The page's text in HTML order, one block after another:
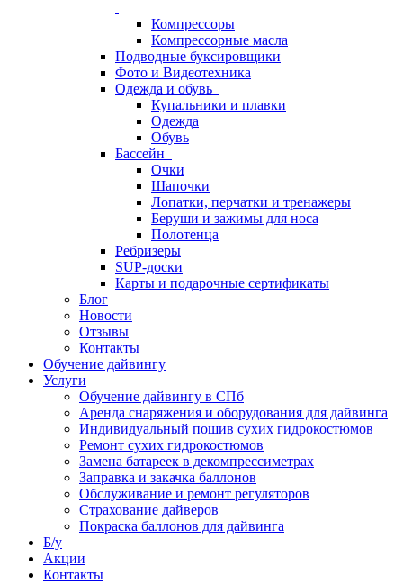
Компрессоры
Компрессорные масла
Подводные буксировщики
Фото и Видеотехника
Одежда и обувь
Купальники и плавки
Одежда
Обувь
Бассейн
Очки
Шапочки
Лопатки, перчатки и тренажеры
Беруши и зажимы для носа
Полотенца
Ребризеры
SUP-доски
Карты и подарочные сертификаты
Блог
Новости
Отзывы
Контакты
Обучение дайвингу
Услуги
Обучение дайвингу в СПб
Аренда снаряжения и оборудования для дайвинга
Индивидуальный пошив сухих гидрокостюмов
Ремонт сухих гидрокостюмов
Замена батареек в декомпрессиметрах
Заправка и закачка баллонов
Обслуживание и ремонт регуляторов
Страхование дайверов
Покраска баллонов для дайвинга
Б/у
Акции
Контакты